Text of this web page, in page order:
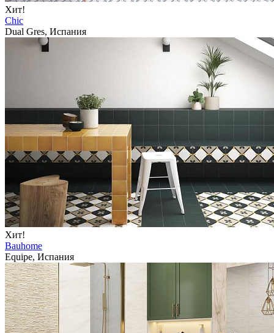
Хит!
Chic
Dual Gres, Испания
Хит!
Bauhome
Equipe, Испания